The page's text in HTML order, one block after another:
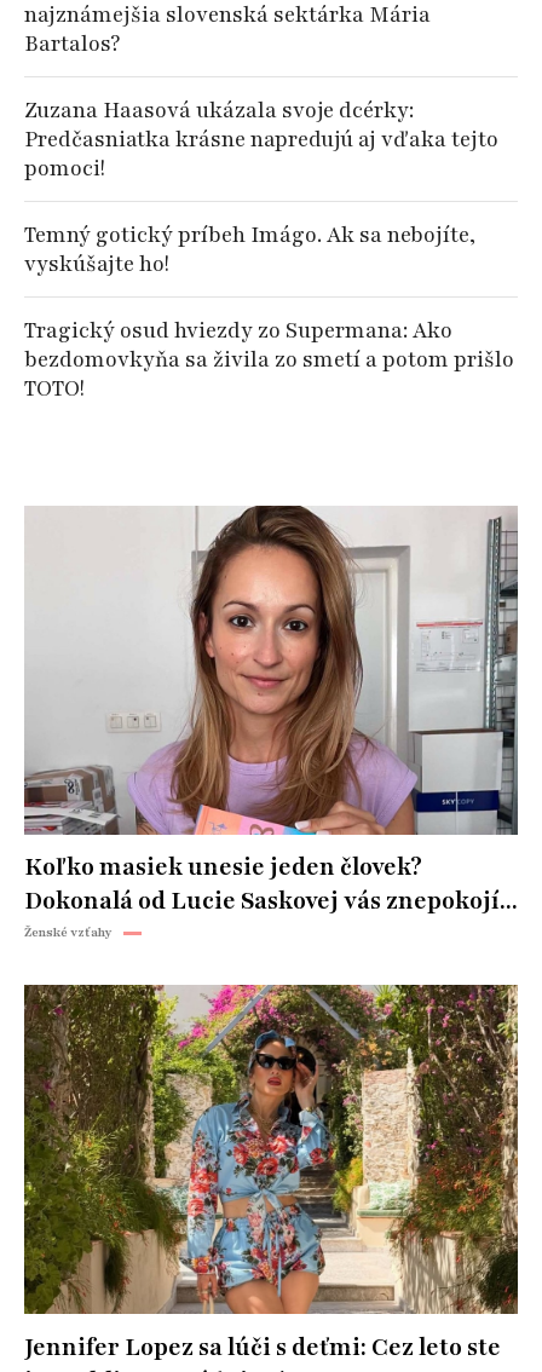
najznámejšia slovenská sektárka Mária
Bartalos?
Zuzana Haasová ukázala svoje dcérky:
Predčasniatka krásne napredujú aj vďaka tejto
pomoci!
Temný gotický príbeh Imágo. Ak sa nebojíte,
vyskúšajte ho!
Tragický osud hviezdy zo Supermana: Ako
bezdomovkyňa sa živila zo smetí a potom prišlo
TOTO!
Koľko masiek unesie jeden človek?
Dokonalá od Lucie Saskovej vás znepokojí...
Ženské vzťahy
Jennifer Lopez sa lúči s deťmi: Cez leto ste